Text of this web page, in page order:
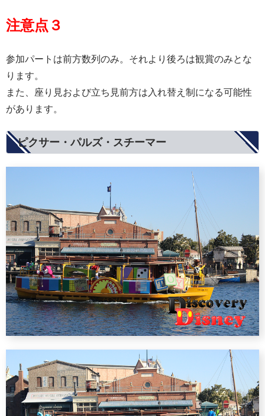
注意点３
参加パートは前方数列のみ。それより後ろは観賞のみとな
ります。
また、座り見および立ち見前方は入れ替え制になる可能性
があります。
ピクサー・パルズ・スチーマー